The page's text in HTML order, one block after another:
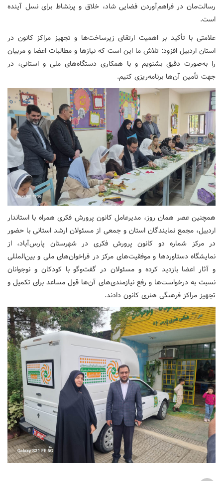
رسالت‌مان در فراهم‌آوردن فضایی شاد، خلاق و پرنشاط برای نسل آینده
است.
علامتی با تأکید بر اهمیت ارتقای زیرساخت‌ها و تجهیز مراکز کانون در
استان اردبیل افزود: تلاش ما این است که نیازها و مطالبات اعضا و مربیان
را به‌صورت دقیق بشنویم و با همکاری دستگاه‌های ملی و استانی، در
جهت تأمین آن‌ها برنامه‌ریزی کنیم.
همچنین عصر همان روز، مدیرعامل کانون پرورش فکری همراه با استاندار
اردبیل، مجمع نمایندگان استان و جمعی از مسئولان ارشد استانی با حضور
در مرکز شماره دو کانون پرورش فکری در شهرستان پارس‌آباد، از
نمایشگاه دستاوردها و موفقیت‌های مرکز در فراخوان‌های ملی و بین‌المللی
و آثار اعضا بازدید کرده و مسئولان در گفت‌وگو با کودکان و نوجوانان
نسبت به درخواست‌ها و رفع نیازمندی‌های آن‌ها قول مساعد برای تکمیل و
تجهیز مراکز فرهنگی هنری کانون دادند.